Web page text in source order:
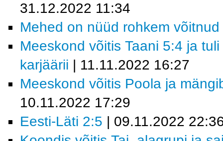
31.12.2022 11:34
Mehed on nüüd rohkem
Meeskond võitis Taani 5:4 ja
karjäärii | 11.11.2022 16:27
Meeskond võitis Poola ja
10.11.2022 17:29
Eesti-Läti 2:5 | 09.11.2022